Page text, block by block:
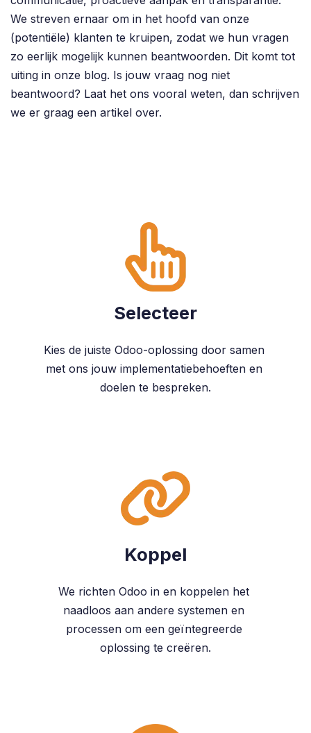
We streven ernaar om in het hoofd van onze
(potentiële) klanten te kruipen, zodat we hun vragen
zo eerlijk mogelijk kunnen beantwoorden. Dit komt tot
uiting in onze blog. Is jouw vraag nog niet
beantwoord? Laat het ons vooral weten, dan schrijven
we er graag een artikel over.
Selecteer
Kies de juiste Odoo-oplossing door samen
met ons jouw implementatiebehoeften en
doelen te bespreken.
Koppel
We richten Odoo in en koppelen het
naadloos aan andere systemen en
processen om een geïntegreerde
oplossing te creëren.